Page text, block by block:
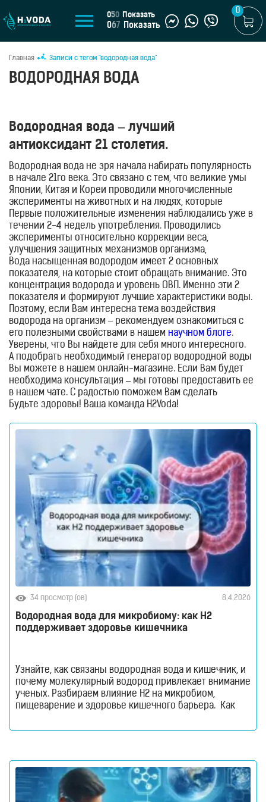
Генераторы
водородной
Портативные
генераторы
Стационарные
генераторы
Водородные
кувшины
Водородные
бутылки
Водородные
ингаляторы
Водородные
ванны
Кислородные
концентраторы
Бьюти
приборы
Щетки
для
тела
Фотоэпиляторы
Очистители
воздуха
Измерительные
приборы
Товары
здоровья
Приборы
световой
терапии
Дезинфекторы
Аксессуары
FAQ
ОТЗЫВЫ
050 Показать
067 Показать
0
Главная Записи с тегом "водородная вода"
ВОДОРОДНАЯ ВОДА
Водородная вода – лучший
антиоксидант 21 столетия.
Водородная вода не зря начала набирать популярность
в начале 21го века. Это связано с тем, что великие умы
Японии, Китая и Кореи проводили многочисленные
эксперименты на животных и на людях, которые
показали просто невероятные результаты.
Первые положительные изменения наблюдались уже в
течении 2-4 недель употребления. Проводились
эксперименты относительно коррекции веса,
улучшения защитных механизмов организма,
повышения энергии, улучшения работы органов ЖКТ и
многое другое. Этот список можно продолжать еще
очень долго. Так как наша целебная вода борется со
свободными радикалами. А они, в свою очередь,
являются причиной 80% заболеваний. Выпивая около 1-
1,5 литра в день такой воды Вы сможете предотвратить
появление большинства болезней. То есть, водородная
вода помогает решать проблему еще до ее появления.
Вода насыщенная водородом имеет 2 основных
показателя, на которые стоит обращать внимание. Это
концентрация водорода и уровень ОВП. Именно эти 2
показателя и формируют лучшие характеристики воды.
Терапевтической нормой концентрации водорода
считается 0.5 ppm. Но мы от себя советуем выпивать
воду с концентрацией не менее 1 ppm, чтобы получить
желаемый эффект как можно скорее.
Поэтому, если Вам интересна тема воздействия
водорода на организм – рекомендуем ознакомиться с
его полезными свойствами в нашем научном блоге.
Уверены, что Вы найдете для себя много интересного.
А подобрать необходимый генератор водородной воды
Вы можете в нашем онлайн-магазине. Если Вам будет
необходима консультация – мы готовы предоставить ее
в нашем чате. С радостью поможем Вам сделать
правильный выбор и расскажем, как правильно
долгое время помогал Вам насыщаться полезными
Будьте здоровы! Ваша команда H2Voda!
34 просмотр (ов) 8.4.2026
Водородная вода для микробиому: как H2
поддерживает здоровье кишечника
Узнайте, как связаны водородная вода и кишечник, и
почему молекулярный водород привлекает внимание
ученых. Разбираем влияние H2 на микробиом,
пищеварение и здоровье кишечного барьера. Как
Кишечник давно перестал считаться органом,
важнейших систем организма. Именно здесь